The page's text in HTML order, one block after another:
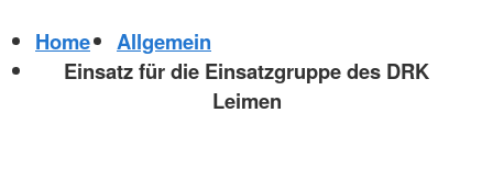
Home
Allgemein
Einsatz für die Einsatzgruppe des DRK
Leimen